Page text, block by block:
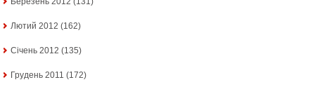
Лютий 2012 (162)
Січень 2012 (135)
Грудень 2011 (172)